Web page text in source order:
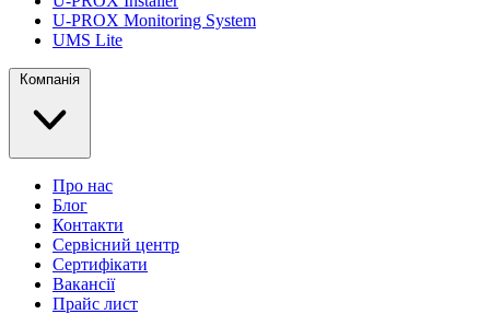
U-PROX Monitoring System
UMS Lite
Компанія
Про нас
Блог
Контакти
Сервісний центр
Сертифікати
Вакансії
Прайс лист